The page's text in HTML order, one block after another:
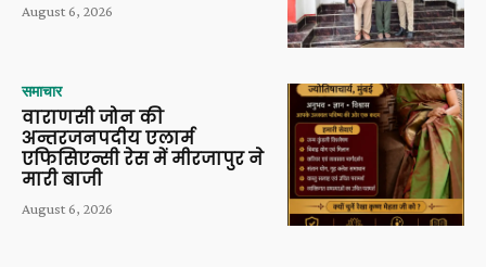
August 6, 2026
समाचार
वाराणसी जोन की
अन्तरजनपदीय एलार्म
एफिसिएन्सी रेस में मीरजापुर ने
मारी बाजी
August 6, 2026